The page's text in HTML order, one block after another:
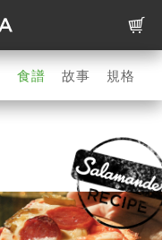
食譜 故事 規格